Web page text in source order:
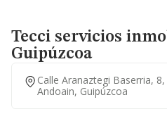
Tecci servicios
Guipúzcoa
Calle Aranaztegi Baserria,
Andoain, Guipúzcoa